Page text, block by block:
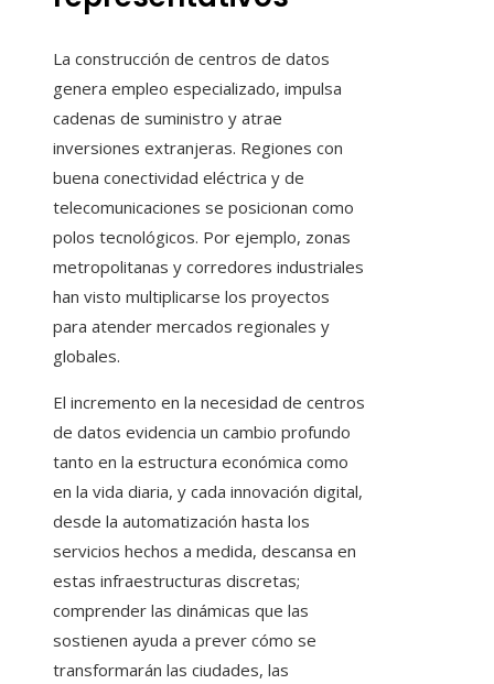
La construcción de centros de datos
genera empleo especializado, impulsa
cadenas de suministro y atrae
inversiones extranjeras. Regiones con
buena conectividad eléctrica y de
telecomunicaciones se posicionan como
polos tecnológicos. Por ejemplo, zonas
metropolitanas y corredores industriales
han visto multiplicarse los proyectos
para atender mercados regionales y
globales.
El incremento en la necesidad de centros
de datos evidencia un cambio profundo
tanto en la estructura económica como
en la vida diaria, y cada innovación digital,
desde la automatización hasta los
servicios hechos a medida, descansa en
estas infraestructuras discretas;
comprender las dinámicas que las
sostienen ayuda a prever cómo se
transformarán las ciudades, las